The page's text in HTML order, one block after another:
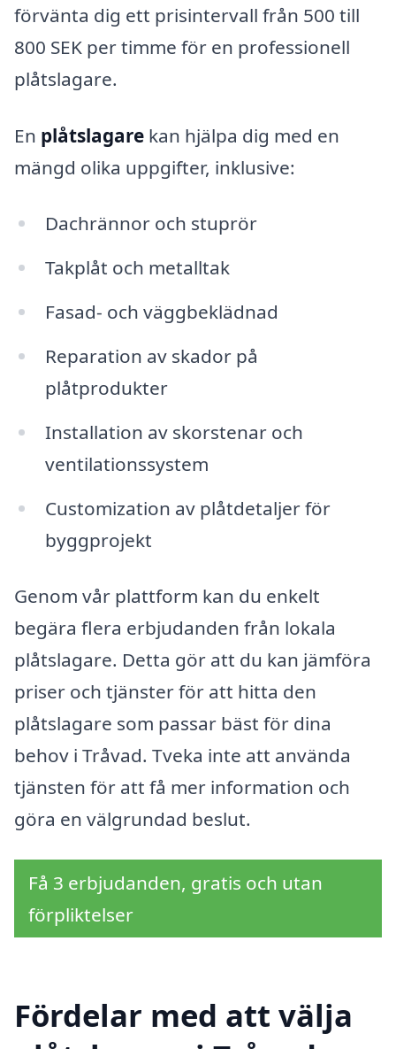
förvänta dig ett prisintervall från 500 till
800 SEK per timme för en professionell
plåtslagare.
En plåtslagare kan hjälpa dig med en
mängd olika uppgifter, inklusive:
Dachrännor och stuprör
Takplåt och metalltak
Fasad- och väggbeklädnad
Reparation av skador på
plåtprodukter
Installation av skorstenar och
ventilationssystem
Customization av plåtdetaljer för
byggprojekt
Genom vår plattform kan du enkelt
begära flera erbjudanden från lokala
plåtslagare. Detta gör att du kan jämföra
priser och tjänster för att hitta den
plåtslagare som passar bäst för dina
behov i Tråvad. Tveka inte att använda
tjänsten för att få mer information och
göra en välgrundad beslut.
Få 3 erbjudanden, gratis och utan
förpliktelser
Fördelar med att välja